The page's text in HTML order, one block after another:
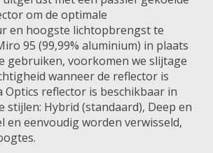
om de optimale
en hoogste lichtopbrengst te
95 (99,99% aluminium) in plaats
gebruiken, voorkomen we slijtage
wanneer de reflector is
Optics reflector is beschikbaar in
stijlen: Hybrid (standaard), Deep en
en eenvoudig worden verwisseld,